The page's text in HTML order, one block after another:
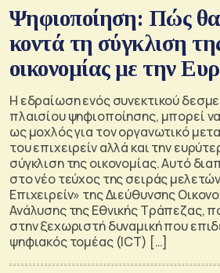
Ψηφιοποίηση: Πώς θα
κοντά τη σύγκλιση
οικονομίας με την
Η εδραίωση ενός συνεκτικού
πλαισίου ψηφιοποίησης, μπορεί
ως μοχλός για τον οργανωτικό
του επιχειρείν αλλά και την
σύγκλιση της οικονομίας. Αυτό
στο νέο τεύχος της σειράς
Επιχειρείν» της Διεύθυνσης
Ανάλυσης της Εθνικής Τράπεζας,
στην ξεχωριστή δυναμική που
ψηφιακός τομέας (ICT) […]